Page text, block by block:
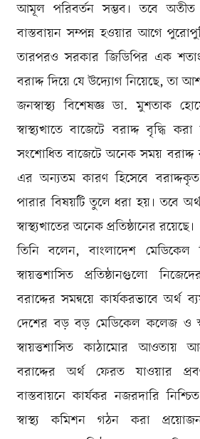
আমূল পরিবর্তন সম্ভব। তবে অতীত
বাস্তবায়ন সম্পন্ন হওয়ার আগে
তারপরও সরকার জিডিপির এক
বরাদ্দ দিয়ে যে উদ্যোগ নিয়েছে, তা
জনস্বাস্থ্য বিশেষজ্ঞ ডা. মুশতাক
স্বাস্থ্যখাতে বাজেটে বরাদ্দ বৃদ্ধি
সংশোধিত বাজেটে অনেক সময় বরাদ্দ
এর অন্যতম কারণ হিসেবে
পারার বিষয়টি তুলে ধরা হয়। তবে
স্বাস্থ্যখাতের অনেক প্রতিষ্ঠানের রয়েছে।
তিনি বলেন, বাংলাদেশ মেডিকেল
স্বায়ত্তশাসিত প্রতিষ্ঠানগুলো
বরাদ্দের সমন্বয়ে কার্যকরভাবে অর্থ
দেশের বড় বড় মেডিকেল কলেজ ও
স্বায়ত্তশাসিত কাঠামোর আওতায়
বরাদ্দের অর্থ ফেরত যাওয়ার
বাস্তবায়নে কার্যকর নজরদারি
স্বাস্থ্য কমিশন গঠন করা